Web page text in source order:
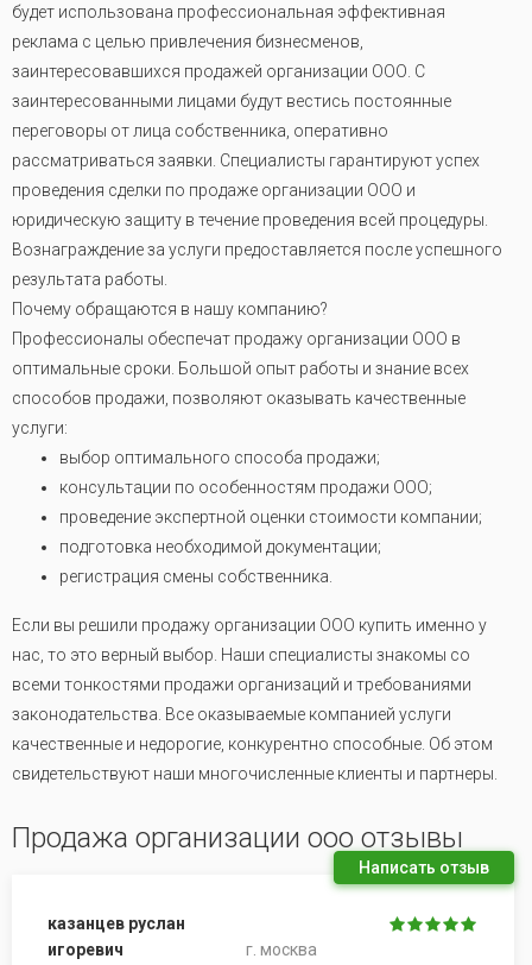
будет использована профессиональная эффективная
реклама с целью привлечения бизнесменов,
заинтересовавшихся продажей организации ООО. С
заинтересованными лицами будут вестись постоянные
переговоры от лица собственника, оперативно
рассматриваться заявки. Специалисты гарантируют успех
проведения сделки по продаже организации ООО и
юридическую защиту в течение проведения всей процедуры.
Вознаграждение за услуги предоставляется после успешного
результата работы.
Почему обращаются в нашу компанию?
Профессионалы обеспечат продажу организации ООО в
оптимальные сроки. Большой опыт работы и знание всех
способов продажи, позволяют оказывать качественные
услуги:
выбор оптимального способа продажи;
консультации по особенностям продажи ООО;
проведение экспертной оценки стоимости компании;
подготовка необходимой документации;
регистрация смены собственника.
Если вы решили продажу организации ООО купить именно у
нас, то это верный выбор. Наши специалисты знакомы со
всеми тонкостями продажи организаций и требованиями
законодательства. Все оказываемые компанией услуги
качественные и недорогие, конкурентно способные. Об этом
свидетельствуют наши многочисленные клиенты и партнеры.
Продажа организации ооо отзывы
Написать отзыв
казанцев руслан
игоревич
г. москва